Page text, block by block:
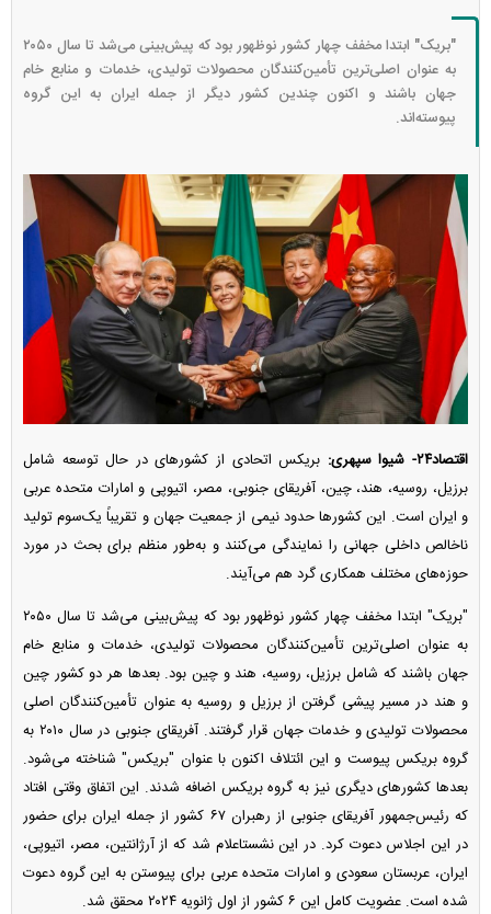
"بریک" ابتدا مخفف چهار کشور نوظهور بود که پیش‌بینی می‌شد تا سال ۲۰۵۰
به عنوان اصلی‌ترین تأمین‌کنندگان محصولات تولیدی، خدمات و منابع خام
جهان باشند و اکنون چندین کشور دیگر از جمله ایران به این گروه
پیوسته‌اند.
اقتصاد۲۴- شیوا سپهری:
بریکس اتحادی از کشورهای در حال توسعه شامل
برزیل، روسیه، هند، چین، آفریقای جنوبی، مصر، اتیوپی و امارات متحده عربی
و ایران است. این کشورها حدود نیمی از جمعیت جهان و تقریباً یک‌سوم تولید
ناخالص داخلی جهانی را نمایندگی می‌کنند و به‌طور منظم برای بحث در مورد
حوزه‌های مختلف همکاری گرد هم می‌آیند.
"بریک" ابتدا مخفف چهار کشور نوظهور بود که پیش‌بینی می‌شد تا سال ۲۰۵۰
به عنوان اصلی‌ترین تأمین‌کنندگان محصولات تولیدی، خدمات و منابع خام
جهان باشند که شامل برزیل، روسیه، هند و چین بود. بعدها هر دو کشور چین
و هند در مسیر پیشی گرفتن از برزیل و روسیه به عنوان تأمین‌کنندگان اصلی
محصولات تولیدی و خدمات جهان قرار گرفتند. آفریقای جنوبی در سال ۲۰۱۰ به
گروه بریکس پیوست و این ائتلاف اکنون با عنوان "بریکس" شناخته می‌شود.
بعدها کشورهای دیگری نیز به گروه بریکس اضافه شدند. این اتفاق وقتی افتاد
که رئیس‌جمهور آفریقای جنوبی از رهبران ۶۷ کشور از جمله ایران برای حضور
در این اجلاس دعوت کرد. در این نشستاعلام شد که از آرژانتین، مصر، اتیوپی،
ایران، عربستان سعودی و امارات متحده عربی برای پیوستن به این گروه دعوت
شده است. عضویت کامل این ۶ کشور از اول ژانویه ۲۰۲۴ محقق شد.